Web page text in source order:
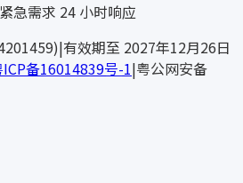
急需求 24 小时响应
|有效期至 2027年12月26日
ICP备16014839号-1|粤公网安备